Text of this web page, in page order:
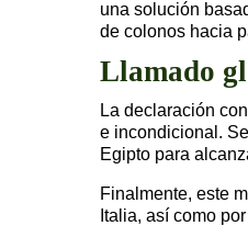
una solución
de colonos hacia
Llamado
La declaración
e incondicional.
Egipto para
Finalmente, este
Italia, así como